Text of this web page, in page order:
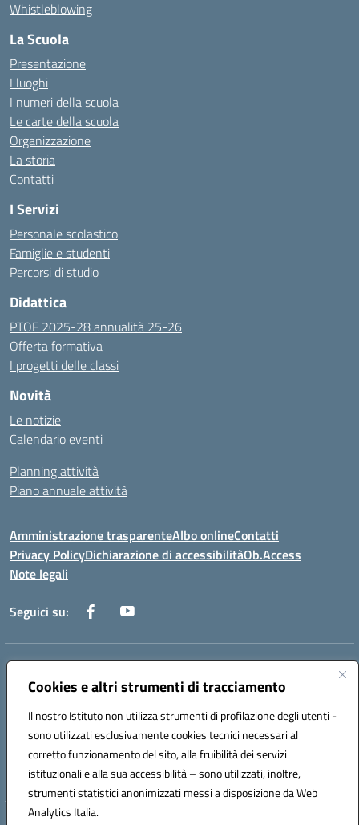
Cookies e altri strumenti di tracciamento
Il nostro Istituto non utilizza strumenti di profilazione degli utenti -
sono utilizzati esclusivamente cookies tecnici necessari al
corretto funzionamento del sito, alla fruibilità dei servizi
istituzionali e alla sua accessibilità – sono utilizzati, inoltre,
strumenti statistici anonimizzati messi a disposizione da Web
Analytics Italia.
Whistleblowing
La Scuola
Presentazione
I luoghi
I numeri della scuola
Le carte della scuola
Organizzazione
La storia
Contatti
I Servizi
Personale scolastico
Famiglie e studenti
Percorsi di studio
Didattica
PTOF 2025-28 annualità 25-26
Offerta formativa
I progetti delle classi
Novità
Le notizie
Calendario eventi
Planning attività
Piano annuale attività
Amministrazione trasparenteAlbo onlineContatti
Privacy PolicyDichiarazione di accessibilitàOb.Access
Note legali
Seguici su:
Indirizzo:
Centralino:0733/815931 - 0733/784180
Posta elettronica certificata (PEC):MCIS00200P@pec.istruzione.it
Codice fiscale: 80006860433
Codice meccanografico: MCIS00200P